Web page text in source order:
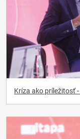
Kríza ako príležitosť -